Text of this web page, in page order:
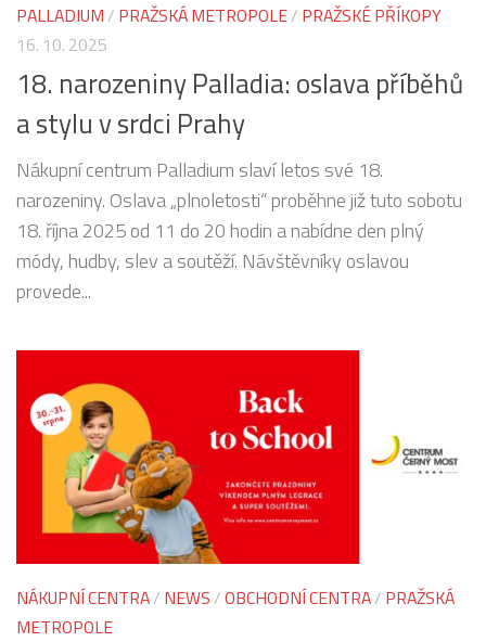
PALLADIUM / PRAŽSKÁ METROPOLE/ PRAŽSKÉ PŘÍKOPY
16. 10. 2025
18. narozeniny Palladia: oslava příběhů
a stylu v srdci Prahy
Nákupní centrum Palladium slaví letos své 18.
narozeniny. Oslava „plnoletosti“ proběhne již tuto sobotu
18. října 2025 od 11 do 20 hodin a nabídne den plný
módy, hudby, slev a soutěží. Návštěvníky oslavou
provede...
NÁKUPNÍ CENTRA/ NEWS /OBCHODNÍ CENTRA/ PRAŽSKÁ
METROPOLE